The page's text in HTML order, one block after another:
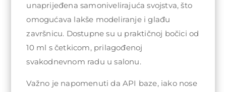
unaprijeđena samonivelirajuća svojstva, što
omogućava lakše modeliranje i glađu
završnicu. Dostupne su u praktičnoj bočici od
10 ml s četkicom, prilagođenoj
svakodnevnom radu u salonu.
Važno je napomenuti da API baze, iako nose